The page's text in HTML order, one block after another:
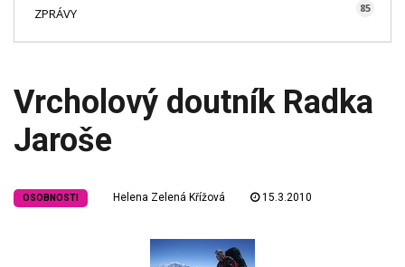
ZPRÁVY 85
Vrcholový doutník Radka
Jaroše
OSOBNOSTI Helena Zelená Křížová 15.3.2010